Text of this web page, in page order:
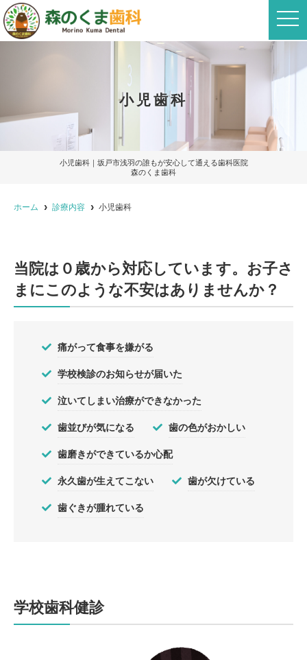
t
o
n
小児歯科
小児歯科｜坂戸市浅羽の誰もが安心して通える歯科医院
森のくま歯科
ホーム 診療内容 小児歯科
当院は０歳から対応しています。お子さ
まにこのような不安はありませんか？
痛がって食事を嫌がる
学校検診のお知らせが届いた
泣いてしまい治療ができなかった
歯並びが気になる 歯の色がおかしい
歯磨きができているか心配
永久歯が生えてこない 歯が欠けている
歯ぐきが腫れている
学校歯科健診